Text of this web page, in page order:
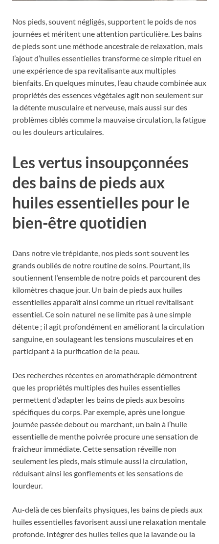
Nos pieds, souvent négligés, supportent le poids de nos
journées et méritent une attention particulière. Les bains
de pieds sont une méthode ancestrale de relaxation, mais
l’ajout d’huiles essentielles transforme ce simple rituel en
une expérience de spa revitalisante aux multiples
bienfaits. En quelques minutes, l’eau chaude combinée aux
propriétés des essences végétales agit non seulement sur
la détente musculaire et nerveuse, mais aussi sur des
problèmes ciblés comme la mauvaise circulation, la fatigue
ou les douleurs articulaires.
Les vertus insoupçonnées
des bains de pieds aux
huiles essentielles pour le
bien-être quotidien
Dans notre vie trépidante, nos pieds sont souvent les
grands oubliés de notre routine de soins. Pourtant, ils
soutiennent l’ensemble de notre poids et parcourent des
kilomètres chaque jour. Un bain de pieds aux huiles
essentielles apparaît ainsi comme un rituel revitalisant
essentiel. Ce soin naturel ne se limite pas à une simple
détente ; il agit profondément en améliorant la circulation
sanguine, en soulageant les tensions musculaires et en
participant à la purification de la peau.
Des recherches récentes en aromathérapie démontrent
que les propriétés multiples des huiles essentielles
permettent d’adapter les bains de pieds aux besoins
spécifiques du corps. Par exemple, après une longue
journée passée debout ou marchant, un bain à l’huile
essentielle de menthe poivrée procure une sensation de
fraîcheur immédiate. Cette sensation réveille non
seulement les pieds, mais stimule aussi la circulation,
réduisant ainsi les gonflements et les sensations de
lourdeur.
Au-delà de ces bienfaits physiques, les bains de pieds aux
huiles essentielles favorisent aussi une relaxation mentale
profonde. Intégrer des huiles telles que la lavande ou la